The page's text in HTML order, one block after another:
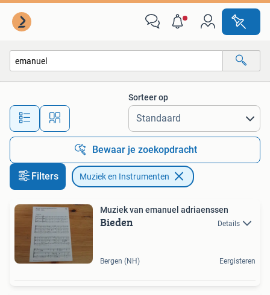
Alle afstanden…
Sorteer op
Bewaar je zoekopdracht
Filters Muziek en Instrumenten
Muziek van emanuel adriaenssen
Bieden Details
Bergen (NH) Eergisteren